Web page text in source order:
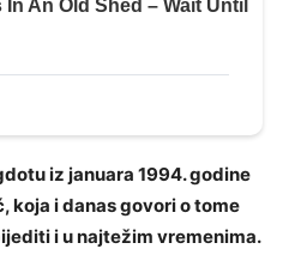
iz januara 1994. godine
koja i danas govori o tome
i u najtežim vremenima.